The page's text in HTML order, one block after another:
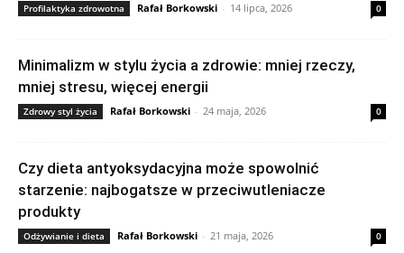
Profilaktyka zdrowotna Rafał Borkowski - 14 lipca, 2026 0
Minimalizm w stylu życia a zdrowie: mniej rzeczy,
mniej stresu, więcej energii
Zdrowy styl życia Rafał Borkowski - 24 maja, 2026 0
Czy dieta antyoksydacyjna może spowolnić
starzenie: najbogatsze w przeciwutleniacze
produkty
Odżywianie i dieta Rafał Borkowski - 21 maja, 2026 0